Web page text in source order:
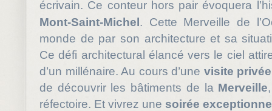
écrivain. Ce conteur hors pair évoquera
Mont-Saint-Michel . Cette Merveille de
monde de par son architecture et sa
Ce défi architectural élancé vers le ciel
d’un millénaire. Au cours d’une visite privée
de découvrir les bâtiments de la Merveille
réfectoire. Et vivrez une soirée